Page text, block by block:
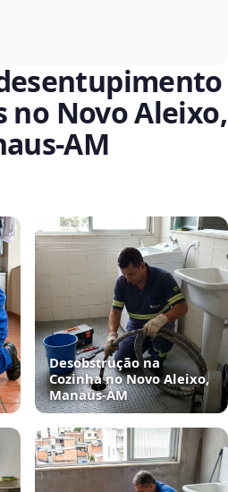
no Novo Aleixo,
Desobstrução na
Cozinha no Novo Aleixo,
Manaus‑AM